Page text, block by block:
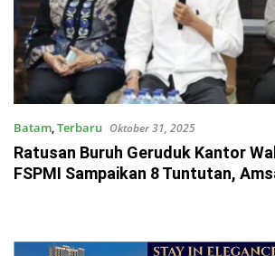
Batam,Terbaru Oktober 31, 2025
Ratusan Buruh Geruduk Kantor
FSPMI Sampaikan 8 Tuntutan,